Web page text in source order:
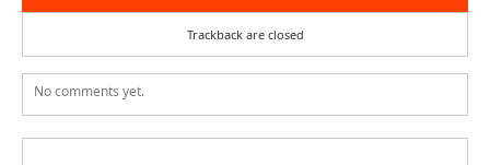
Trackback are closed
No comments yet.